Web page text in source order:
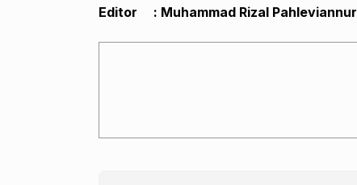
Editor : Muhammad Rizal Pahleviannur